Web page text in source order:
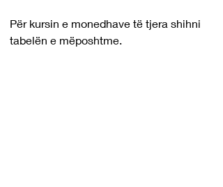
Për kursin e monedhave të tjera shihni
tabelën e mëposhtme.